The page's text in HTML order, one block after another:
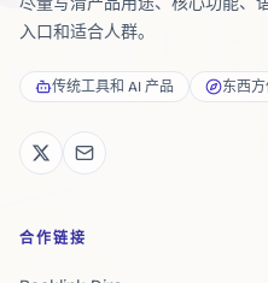
入口和适合人群。
传统工具和 AI 产品 东西
合作链接